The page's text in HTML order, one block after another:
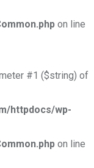
on line
#1 ($string) of
httpdocs/wp-
on line